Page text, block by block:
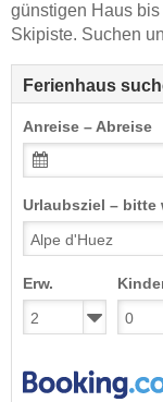
günstigen Haus
Skipiste. Suchen
Ferienhaus
Anreise – Abreise
Urlaubsziel – bitte
Erw.